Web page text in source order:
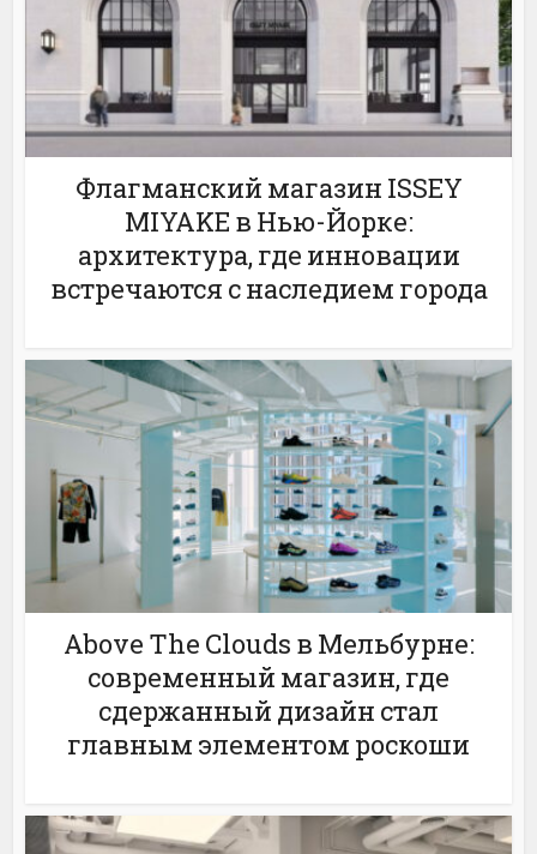
Флагманский магазин ISSEY
MIYAKE в Нью-Йорке:
архитектура, где инновации
встречаются с наследием города
Above The Clouds в Мельбурне:
современный магазин, где
сдержанный дизайн стал
главным элементом роскоши